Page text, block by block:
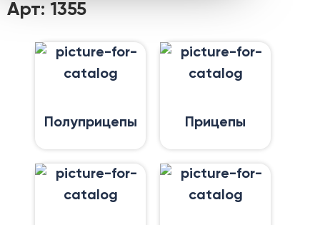
Арт: 1355
Полуприцепы Прицепы